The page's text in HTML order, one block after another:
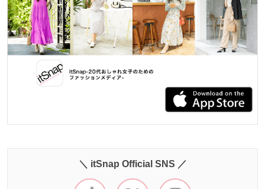
＼ itSnap Official SNS ／